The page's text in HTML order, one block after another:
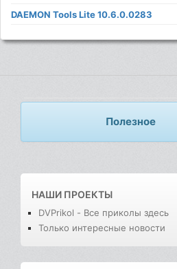
DAEMON Tools Lite 10.6.0.0283
Полезное
НАШИ ПРОЕКТЫ
DVPrikol - Все приколы здесь
Только интересные новости